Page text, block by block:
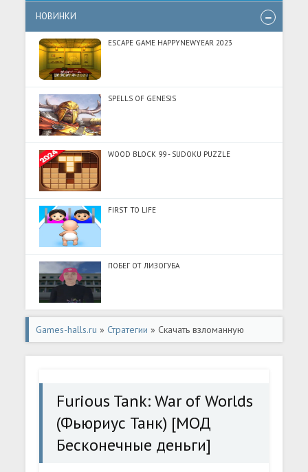
НОВИНКИ
ESCAPE GAME HAPPYNEWYEAR 2023
SPELLS OF GENESIS
WOOD BLOCK 99 - SUDOKU PUZZLE
FIRST TO LIFE
ПОБЕГ ОТ ЛИЗОГУБА
Games-halls.ru » Стратегии » Скачать взломанную
Furious Tank: War of Worlds (Фьюриус Танк) [МОД
Furious Tank: War of Worlds
(Фьюриус Танк) [МОД
Бесконечные деньги]